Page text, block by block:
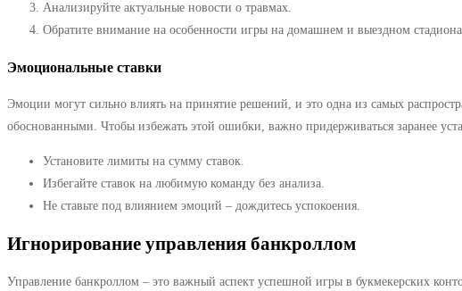
Анализируйте актуальные новости о травмах.
Обратите внимание на особенности игры на домашнем и выездном
Эмоциональные ставки
Эмоции могут сильно влиять на принятие решений, и это одна из самых
обоснованными. Чтобы избежать этой ошибки, важно придерживаться заранее
Установите лимиты на сумму ставок.
Избегайте ставок на любимую команду без анализа.
Не ставьте под влиянием эмоций – дождитесь успокоения.
Игнорирование управления банкроллом
Управление банкроллом – это важный аспект успешной игры в букмекерских